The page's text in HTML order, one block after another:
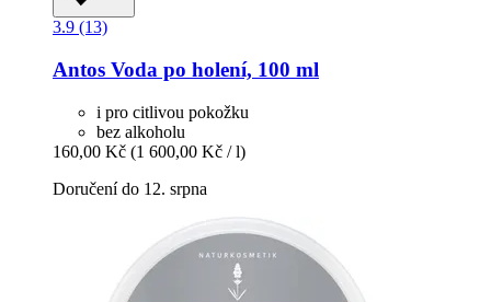
3.9 (13)
Antos Voda po holení, 100 ml
i pro citlivou pokožku
bez alkoholu
160,00 Kč (1 600,00 Kč / l)
Doručení do 12. srpna